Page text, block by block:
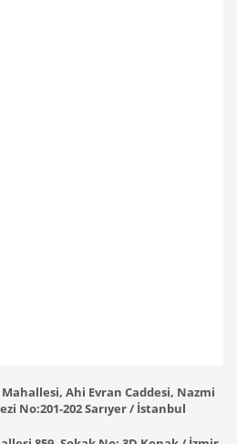
Ahi Evran Caddesi, Nazmi
No:201-202 Sarıyer / İstanbul